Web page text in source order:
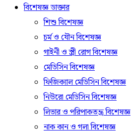
বিশেষজ্ঞ ডাক্তার
শিশু বিশেষজ্ঞ
চর্ম ও যৌন বিশেষজ্ঞ
গাইনী ও স্ত্রী রোগ বিশেষজ্ঞ
মেডিসিন বিশেষজ্ঞ
ফিজিক্যাল মেডিসিন বিশেষজ্ঞ
নিউরো মেডিসিন বিশেষজ্ঞ
লিভার ও পরিপাকতন্ত্র বিশেষজ্ঞ
নাক কান ও গলা বিশেষজ্ঞ